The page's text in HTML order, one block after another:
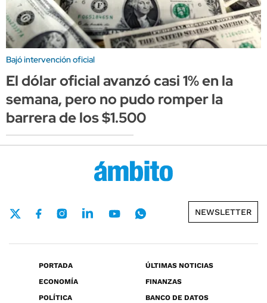
Bajó intervención oficial
El dólar oficial avanzó casi 1% en la
semana, pero no pudo romper la
barrera de los $1.500
NEWSLETTER
PORTADA
ÚLTIMAS NOTICIAS
ECONOMÍA
FINANZAS
POLÍTICA
BANCO DE DATOS